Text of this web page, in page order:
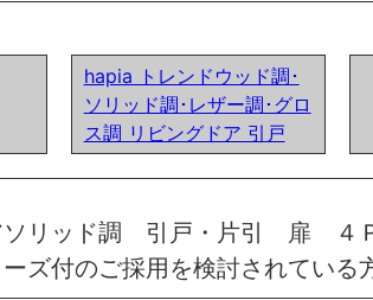
hapia トレンドウッド調･
ソリッド調･レザー調･グロ
ス調 リビングドア 引戸
ソリッド調 引戸・片引 扉 ４
付のご採用を検討されている